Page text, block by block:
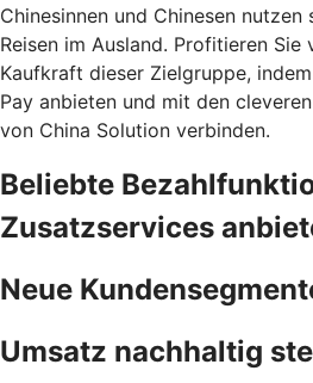
Chinesinnen und Chinesen
Reisen im Ausland. Profitieren Sie
Kaufkraft dieser Zielgruppe,
Pay anbieten und mit den
von China Solution verbinden.
Beliebte
Zusatzservices
Neue
Umsatz nachhaltig